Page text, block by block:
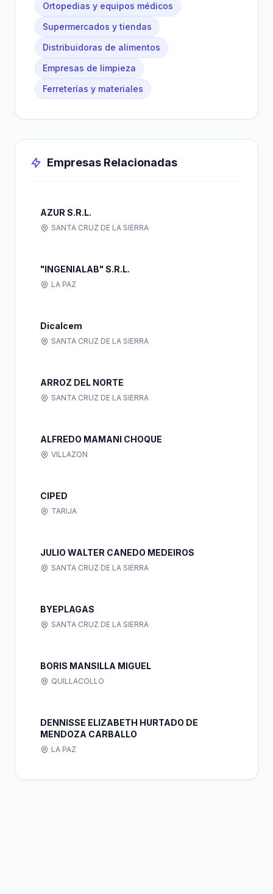
Ortopedias y equipos médicos
Supermercados y tiendas
Distribuidoras de alimentos
Empresas de limpieza
Ferreterías y materiales
Empresas Relacionadas
AZUR S.R.L.
SANTA CRUZ DE LA SIERRA
"INGENIALAB" S.R.L.
LA PAZ
Dicalcem
SANTA CRUZ DE LA SIERRA
ARROZ DEL NORTE
SANTA CRUZ DE LA SIERRA
ALFREDO MAMANI CHOQUE
VILLAZON
CIPED
TARIJA
JULIO WALTER CANEDO MEDEIROS
SANTA CRUZ DE LA SIERRA
BYEPLAGAS
SANTA CRUZ DE LA SIERRA
BORIS MANSILLA MIGUEL
QUILLACOLLO
DENNISSE ELIZABETH HURTADO DE
MENDOZA CARBALLO
LA PAZ